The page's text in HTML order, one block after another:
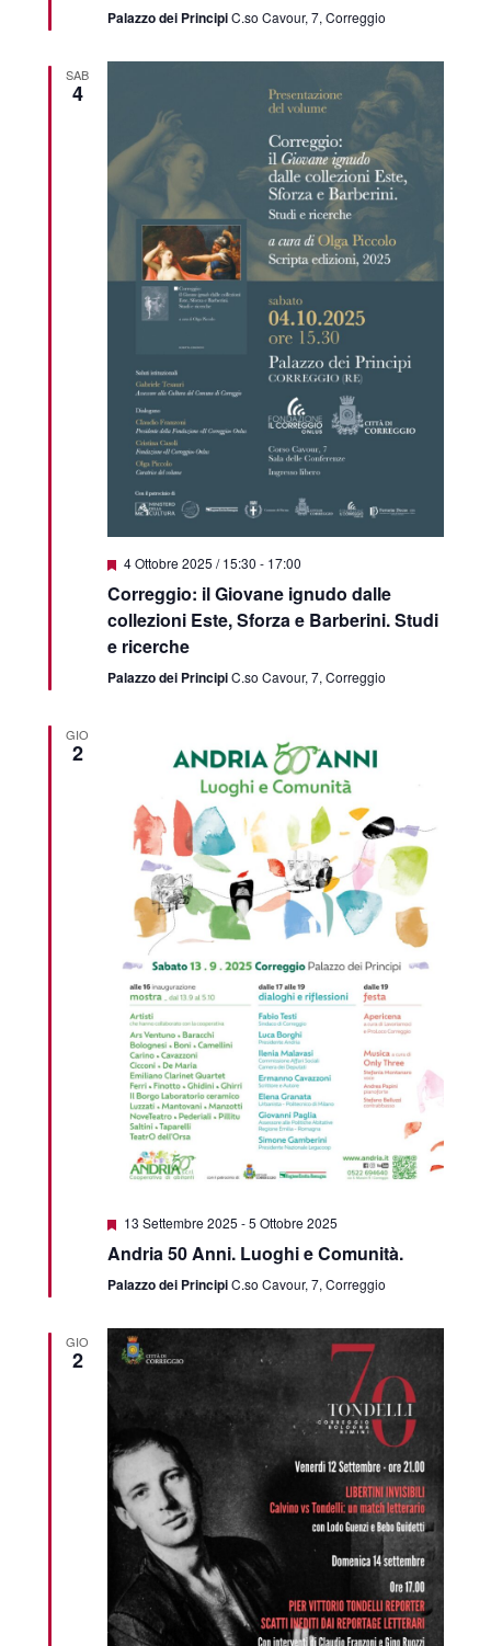
Palazzo dei PrincipiC.so Cavour, 7, Correggio
SAB
4
Segnalati
4 Ottobre 2025 / 15:30 - 17:00
Correggio: il Giovane ignudo dalle
collezioni Este, Sforza e Barberini. Studi
e ricerche
Palazzo dei PrincipiC.so Cavour, 7, Correggio
GIO
2
Segnalati
13 Settembre 2025 -5 Ottobre 2025
Andria 50 Anni. Luoghi e Comunità.
Palazzo dei PrincipiC.so Cavour, 7, Correggio
GIO
2